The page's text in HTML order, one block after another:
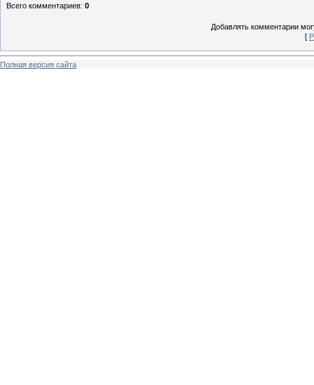
Всего комментариев: 0
Добавлять комментарии
[
Полная версия сайта